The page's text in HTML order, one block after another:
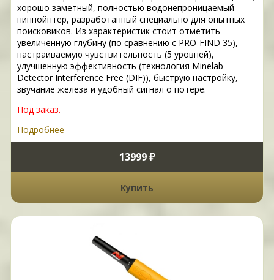
хорошо заметный, полностью водонепроницаемый
пинпойнтер, разработанный специально для опытных
поисковиков. Из характеристик стоит отметить
увеличенную глубину (по сравнению с PRO-FIND 35),
настраиваемую чувствительность (5 уровней),
улучшенную эффективность (технология Minelab
Detector Interference Free (DIF)), быструю настройку,
звучание железа и удобный сигнал о потере.
Под заказ.
Подробнее
13999 ₽
Купить